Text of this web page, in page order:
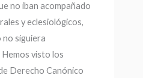
no iban acompañado
y eclesiológicos,
no siguiera
visto los
Derecho Canónico